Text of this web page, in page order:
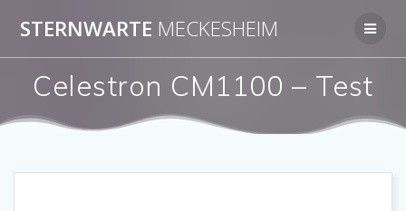
InhaltSTERNWARTE MECKESHEIM
Celestron CM1100 – Test